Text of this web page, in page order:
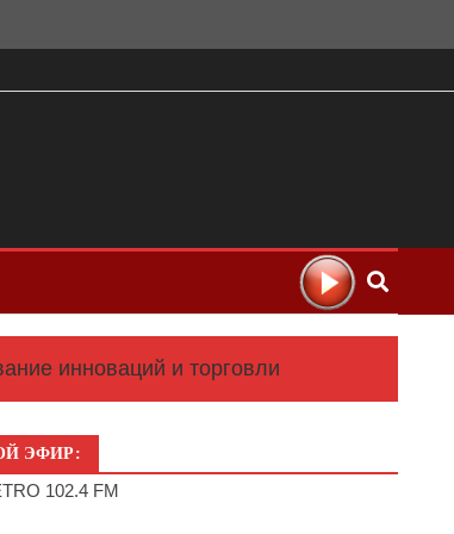
инноваций и торговли
ЭФИР:
102.4 FM